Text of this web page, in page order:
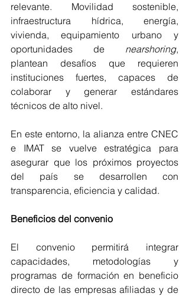
relevante. Movilidad sostenible,
infraestructura hídrica, energía,
vivienda, equipamiento urbano y
oportunidades de nearshoring,
plantean desafíos que requieren
instituciones fuertes, capaces de
colaborar y generar estándares
técnicos de alto nivel.
En este entorno, la alianza entre CNEC
e IMAT se vuelve estratégica para
asegurar que los próximos proyectos
del país se desarrollen con
transparencia, eficiencia y calidad.
Beneficios del convenio
El convenio permitirá integrar
capacidades, metodologías y
programas de formación en beneficio
directo de las empresas afiliadas y de